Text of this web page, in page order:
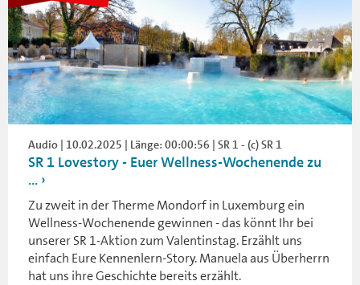
Audio | 10.02.2025 | Länge: 00:00:56 | SR 1 - (c) SR 1
SR 1 Lovestory - Euer Wellness-Wochenende zu
...
Zu zweit in der Therme Mondorf in Luxemburg ein
Wellness-Wochenende gewinnen - das könnt Ihr bei
unserer SR 1-Aktion zum Valentinstag. Erzählt uns
einfach Eure Kennenlern-Story. Manuela aus Überherrn
hat uns ihre Geschichte bereits erzählt.